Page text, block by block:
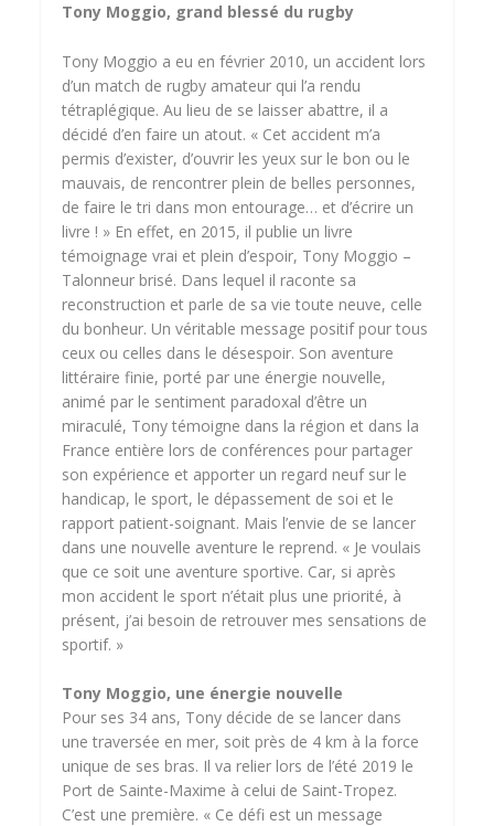
Tony Moggio, grand blessé du rugby
Tony Moggio a eu en février 2010, un accident lors
d’un match de rugby amateur qui l’a rendu
tétraplégique. Au lieu de se laisser abattre, il a
décidé d’en faire un atout. « Cet accident m’a
permis d’exister, d’ouvrir les yeux sur le bon ou le
mauvais, de rencontrer plein de belles personnes,
de faire le tri dans mon entourage… et d’écrire un
livre ! » En effet, en 2015, il publie un livre
témoignage vrai et plein d’espoir, Tony Moggio –
Talonneur brisé. Dans lequel il raconte sa
reconstruction et parle de sa vie toute neuve, celle
du bonheur. Un véritable message positif pour tous
ceux ou celles dans le désespoir. Son aventure
littéraire finie, porté par une énergie nouvelle,
animé par le sentiment paradoxal d’être un
miraculé, Tony témoigne dans la région et dans la
France entière lors de conférences pour partager
son expérience et apporter un regard neuf sur le
handicap, le sport, le dépassement de soi et le
rapport patient-soignant. Mais l’envie de se lancer
dans une nouvelle aventure le reprend. « Je voulais
que ce soit une aventure sportive. Car, si après
mon accident le sport n’était plus une priorité, à
présent, j’ai besoin de retrouver mes sensations de
sportif. »
Tony Moggio, une énergie nouvelle
Pour ses 34 ans, Tony décide de se lancer dans
une traversée en mer, soit près de 4 km à la force
unique de ses bras. Il va relier lors de l’été 2019 le
Port de Sainte-Maxime à celui de Saint-Tropez.
C’est une première. « Ce défi est un message